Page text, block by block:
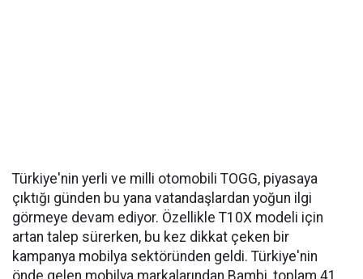
Türkiye'nin yerli ve milli otomobili TOGG, piyasaya
çıktığı günden bu yana vatandaşlardan yoğun ilgi
görmeye devam ediyor. Özellikle T10X modeli için
artan talep sürerken, bu kez dikkat çeken bir
kampanya mobilya sektöründen geldi. Türkiye'nin
önde gelen mobilya markalarından Bambi, toplam 41